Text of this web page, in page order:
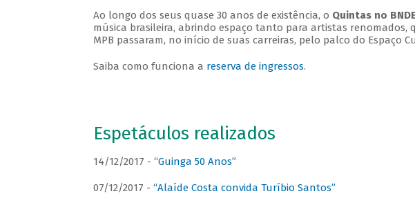
Ao longo dos seus quase 30 anos de existência, o Quintas no
música brasileira, abrindo espaço tanto para artistas renomados,
MPB passaram, no início de suas carreiras, pelo palco do Espaço
Saiba como funciona a reserva de ingressos.
Espetáculos realizados
14/12/2017 - “Guinga 50 Anos”
07/12/2017 - “Alaíde Costa convida Turíbio Santos”